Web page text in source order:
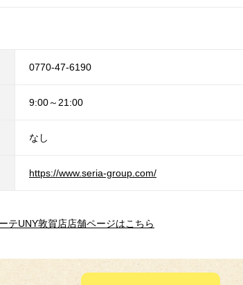
0770-47-6190
9:00～21:00
なし
https://www.seria-group.com/
テUNY敦賀店店舗ページはこちら